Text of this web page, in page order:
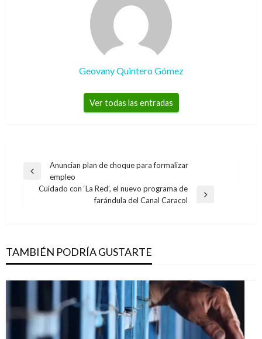
Geovany Quintero Gómez
Ver todas las entradas
Navegación
Entrada
anterior
Anuncian plan de choque para formalizar
empleo
Cuidado con ‘La Red’, el nuevo programa de
farándula del Canal Caracol
TAMBIÉN PODRÍA GUSTARTE